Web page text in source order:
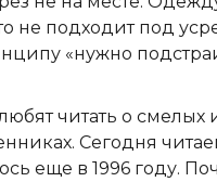
не подходит под
«нужно
читать о смелых
Сегодня
еще в 1996 году.